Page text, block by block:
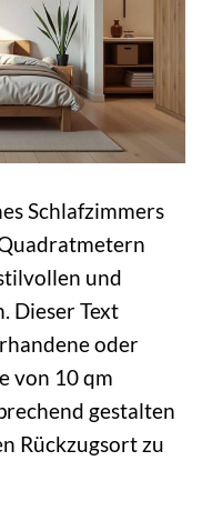
Schlafzimmers
und
Dieser Text
oder
von 10 qm
gestalten
Rückzugsort zu